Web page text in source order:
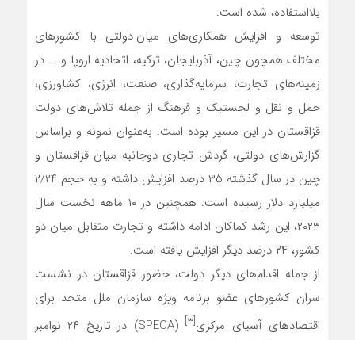
بلااستفاده، شده است.
توسعه و افزایش همکاری‌های میان-دولتی با کشورهای
مختلف همچون چین، آذربایجان، ترکیه، اتحادیه اروپا و … در
زمینه‌های تجارت، سرمایه‌گذاری، صنعت، انرژی، کشاورزی،
حمل و نقل و لجستیک و فرهنگ از جمله تلاش‌های دولت
قزاقستان در این مسیر بوده است. به‌عنوان نمونه و براساس
گزارش‌های دولتی، گردش تجاری دوجانبه میان قزاقستان و
چین در سال گذشته ۳۵ درصد افزایش داشته و به حجم ۲/۲۴
میلیارد دلار رسیده است. همچنین در ۱۰ ماهه نخست سال
۲۰۲۳، این رشد کماکان ادامه داشته و تجارت متقابل میان دو
کشور، ۲۴ درصد دیگر افزایش یافته است.
از جمله اقدام‌های دیگر دولت، حضور قزاقستان در نشست
سران کشورهای عضو برنامه ویژه سازمان ملل متحد برای
اقتصاد‌های آسیای مرکزی[۳]
(SPECA) در تاریخ ۲۴ نوامبر